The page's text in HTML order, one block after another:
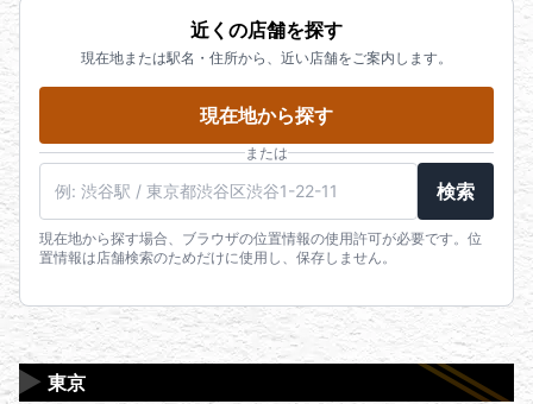
近くの店舗を探す
現在地または駅名・住所から、近い店舗をご案内します。
現在地から探す
または
検索
現在地から探す場合、ブラウザの位置情報の使用許可が必要です。位
置情報は店舗検索のためだけに使用し、保存しません。
東京
▶